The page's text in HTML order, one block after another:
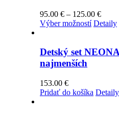
95.00 € – 125.00 €Price
range:
Výber možností Tento
viacero
vybrať
Detaily
Detský set
najmenších
153.00 €
Pridať do košíka Detaily